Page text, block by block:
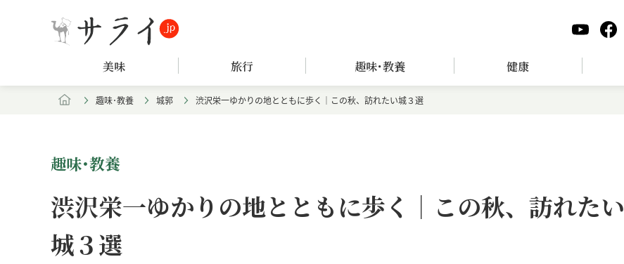
美味 旅行 趣味･教養 健康
趣味･教養 城郭 渋沢栄一ゆかりの地とともに歩く｜この秋、訪れたい城３選
趣味･教養
渋沢栄一ゆかりの地とともに歩く｜この秋、訪れたい
城３選